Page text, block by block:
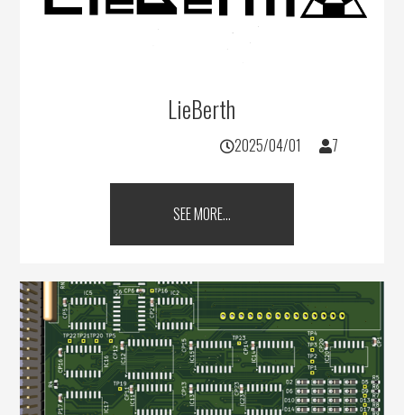
LieBerth
2025/04/01 7
SEE MORE...